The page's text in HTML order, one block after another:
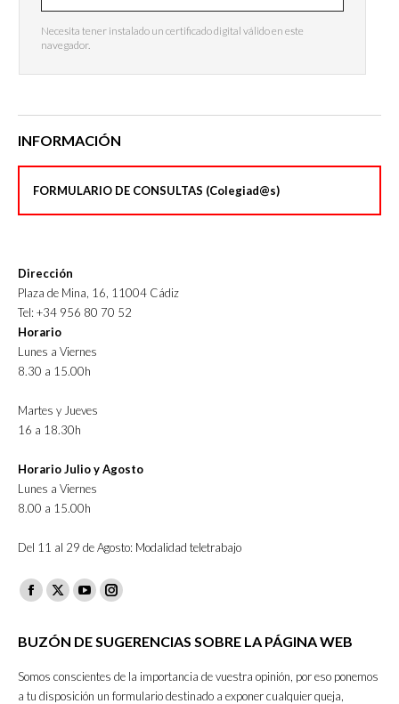
Necesita tener instalado un certificado digital válido en este
navegador.
INFORMACIÓN
FORMULARIO DE CONSULTAS (Colegiad@s)
Dirección
Plaza de Mina, 16, 11004 Cádiz
Tel: +34 956 80 70 52
Horario
Lunes a Viernes
8.30 a 15.00h
Martes y Jueves
16 a 18.30h
Horario Julio y Agosto
Lunes a Viernes
8.00 a 15.00h
Del 11 al 29 de Agosto: Modalidad teletrabajo
Facebook
opens
new
X
opens
new
YouTube
opens
new
Instagram
opens
in
new
BUZÓN DE SUGERENCIAS SOBRE LA PÁGINA WEB
Somos conscientes de la importancia de vuestra opinión, por eso ponemos
a tu disposición un formulario destinado a exponer cualquier queja,